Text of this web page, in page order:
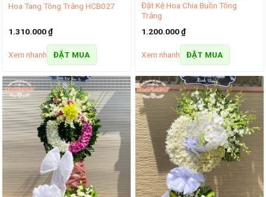
Hoa Tang Tông Trắng HCB027
1.310.000₫
Xem nhanh ĐẶT MUA
Đặt Kệ Hoa Chia Buồn Tông
Trắng
1.200.000₫
Xem nhanh ĐẶT MUA